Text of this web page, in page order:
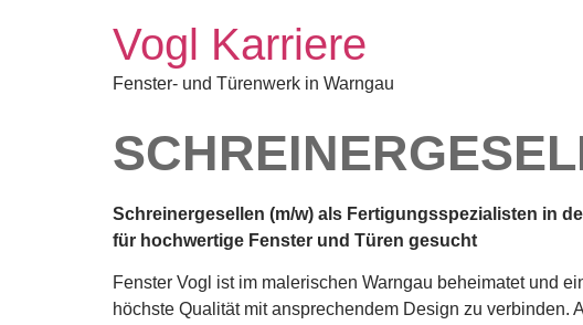
Vogl Karriere
Fenster- und Türenwerk in Warngau
Schreinergesellen (m/w) als Fertigungsspezialisten in
für hochwertige Fenster und Türen gesucht
Fenster Vogl ist im malerischen Warngau beheimatet und
höchste Qualität mit ansprechendem Design zu